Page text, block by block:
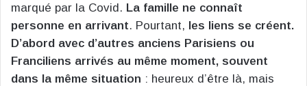
marqué par la Covid. La famille ne connaît
personne en arrivant. Pourtant, les liens se créent.
D’abord avec d’autres anciens Parisiens ou
Franciliens arrivés au même moment, souvent
dans la même situation : heureux d’être là, mais